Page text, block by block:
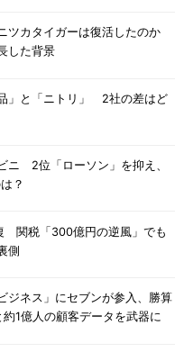
ツカタイガーは復活したのか
した背景
」と「ニトリ」 2社の差はど
ニ 2位「ローソン」を抑え、
？
関税「300億円の逆風」でも
側
ジネス」にセブンが参入、勝算
1億人の顧客データを武器に